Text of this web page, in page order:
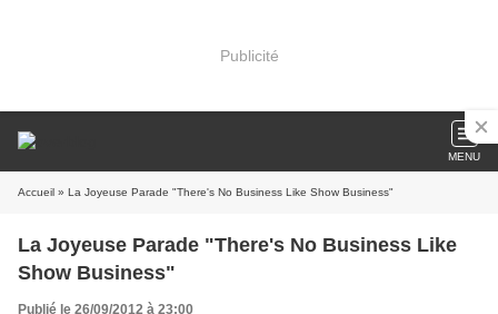
Publicité
MENU
Accueil » La Joyeuse Parade "There's No Business Like Show Business"
La Joyeuse Parade "There's No Business Like
Show Business"
Publié le 26/09/2012 à 23:00